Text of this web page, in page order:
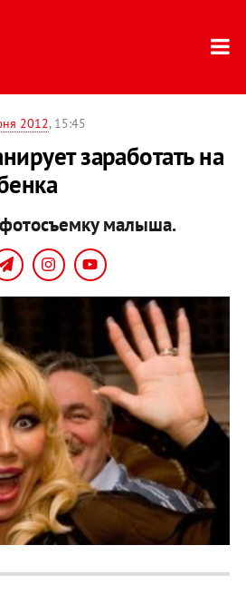
2012, 15:45
заработать на
малыша.